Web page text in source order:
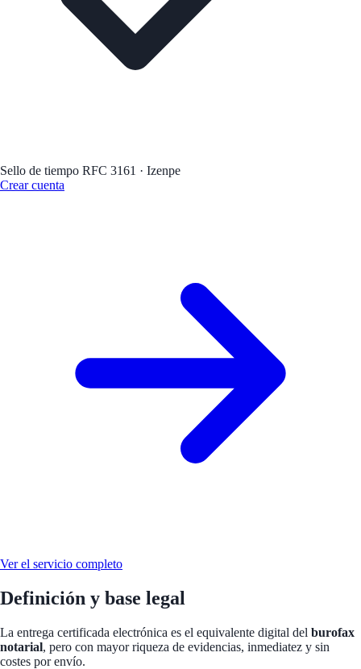
Sello de tiempo RFC 3161 · Izenpe
Crear cuenta
Ver el servicio completo
Definición y base legal
La entrega certificada electrónica es el equivalente digital del burofax
notarial, pero con mayor riqueza de evidencias, inmediatez y sin
costes por envío.